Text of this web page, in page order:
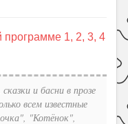
программе 1, 2, 3, 4
и басни в прозе
всем известные
"Котёнок",